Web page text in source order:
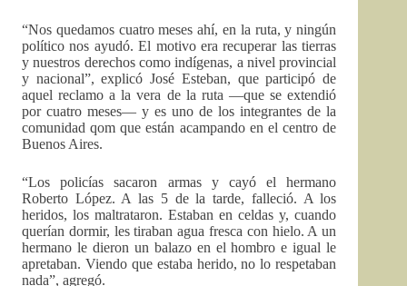
“Nos quedamos cuatro meses ahí, en la ruta, y ningún
político nos ayudó. El motivo era recuperar las tierras
y nuestros derechos como indígenas, a nivel provincial
y nacional”, explicó José Esteban, que participó de
aquel reclamo a la vera de la ruta —que se extendió
por cuatro meses— y es uno de los integrantes de la
comunidad qom que están acampando en el centro de
Buenos Aires.
“Los policías sacaron armas y cayó el hermano
Roberto López. A las 5 de la tarde, falleció. A los
heridos, los maltrataron. Estaban en celdas y, cuando
querían dormir, les tiraban agua fresca con hielo. A un
hermano le dieron un balazo en el hombro e igual le
apretaban. Viendo que estaba herido, no lo respetaban
nada”, agregó.